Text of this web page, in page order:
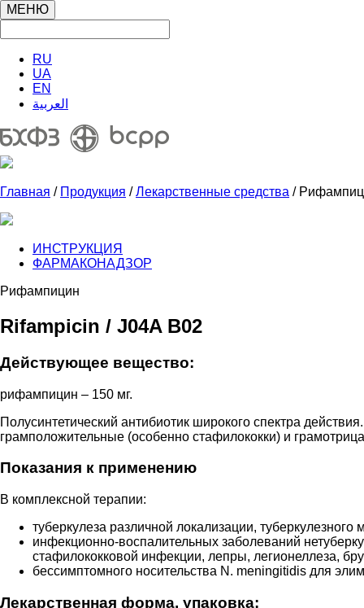
МЕНЮ
RU
UA
EN
العربية
Главная / Продукция /Лекарственные средства /
ИНСТРУКЦИЯ
ФАРМАКОНАДЗОР
Рифампицин
Rifampicin / J04A B02
Действующее вещество:
рифампицин – 150 мг.
Полусинтетический антибиотик широкого спектра
грамположительные (особенно стафилококки) и
Показания к применению
В комплексной терапии:
туберкулеза различной локализации,
инфекционно-воспалительных заболеваний
стафилококковой инфекции, лепры, легионеллеза,
бессимптомного носительства N. meningitidis для
Лекарственная форма, упаковка: